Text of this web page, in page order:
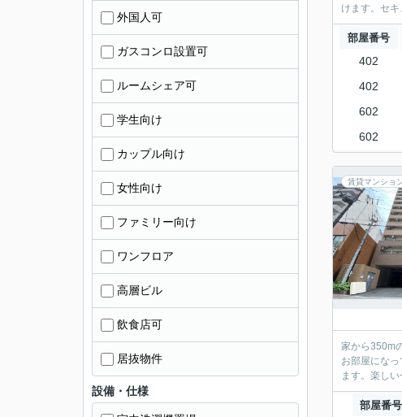
けます。セ
部屋番号
402
402
602
602
賃貸マンショ
家から350m
お部屋にな
ます。楽し
部屋番号
外国人可
ガスコンロ設置可
ルームシェア可
学生向け
カップル向け
女性向け
ファミリー向け
ワンフロア
高層ビル
飲食店可
居抜物件
設備・仕様